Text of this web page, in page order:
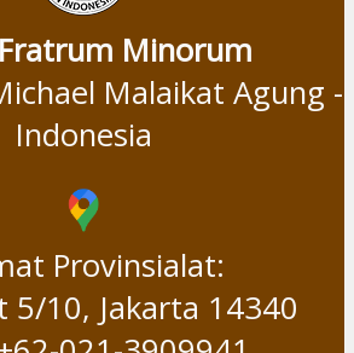
Minorum
Malaikat Agung -
Indonesia
Provinsialat:
5/10, Jakarta 14340